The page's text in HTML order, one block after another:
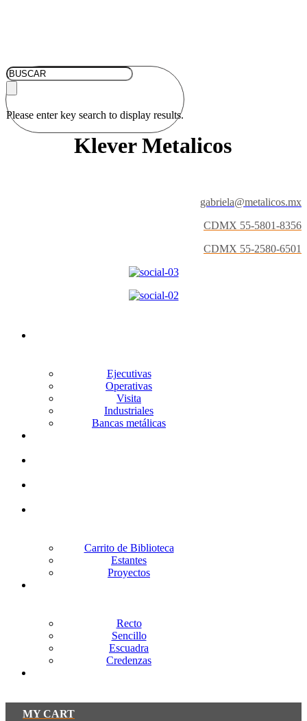
Please enter key search to display results.
Klever Metalicos
gabriela@metalicos.mx
CDMX 55-5801-8356
CDMX 55-2580-6501
Ejecutivas
Operativas
Visita
Industriales
Bancas metálicas
Carrito de Biblioteca
Estantes
Proyectos
Recto
Sencillo
Escuadra
Credenzas
MY CART